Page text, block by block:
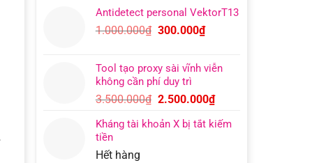
là:
400.000₫.
tại
là:
Antidetect personal VektorT13
1.000.000₫ Giá
1.000.000₫.
300.000₫Giá
là:
Tool tạo proxy sài vĩnh viễn
không cần phí duy trì
3.500.000₫ Giá
là:
2.500.000₫Giá
tại
Kháng tài khoản X bị tắt kiếm
tiền
Hết hàng